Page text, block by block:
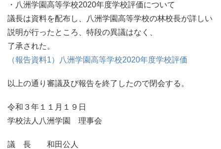
・八洲学園高等学校2020年度学校評価について
議長は資料を配布し、八洲学園高等学校の林校長が詳しい
説明が行ったところ、特段の異議はなく、
了承された。
（報告資料1）八洲学園高等学校2020年度学校評価
以上の通り審議及び報告を終了したので閉会する。
令和３年１１月１９日
学校法人八洲学園 理事会
議 長 和田公人